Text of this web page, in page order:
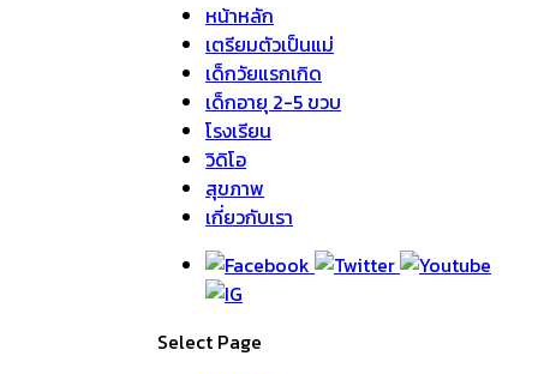
หน้าหลัก
เตรียมตัวเป็นแม่
เด็กวัยแรกเกิด
เด็กอายุ 2-5 ขวบ
โรงเรียน
วิดิโอ
สุขภาพ
เกี่ยวกับเรา
Select Page